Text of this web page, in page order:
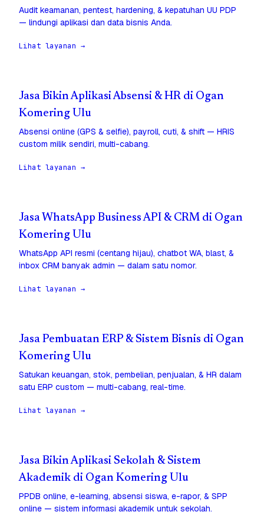
Audit keamanan, pentest, hardening, & kepatuhan UU PDP
— lindungi aplikasi dan data bisnis Anda.
Lihat layanan →
Jasa Bikin Aplikasi Absensi & HR di Ogan
Komering Ulu
Absensi online (GPS & selfie), payroll, cuti, & shift — HRIS
custom milik sendiri, multi-cabang.
Lihat layanan →
Jasa WhatsApp Business API & CRM di Ogan
Komering Ulu
WhatsApp API resmi (centang hijau), chatbot WA, blast, &
inbox CRM banyak admin — dalam satu nomor.
Lihat layanan →
Jasa Pembuatan ERP & Sistem Bisnis di Ogan
Komering Ulu
Satukan keuangan, stok, pembelian, penjualan, & HR dalam
satu ERP custom — multi-cabang, real-time.
Lihat layanan →
Jasa Bikin Aplikasi Sekolah & Sistem
Akademik di Ogan Komering Ulu
PPDB online, e-learning, absensi siswa, e-rapor, & SPP
online — sistem informasi akademik untuk sekolah.